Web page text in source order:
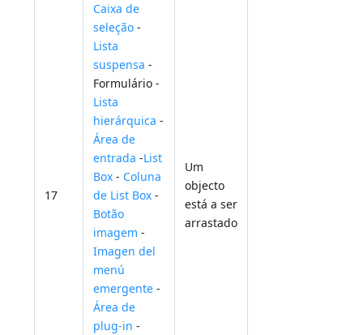
17
Caixa de
seleção -
Lista
suspensa -
Formulário -
Lista
hierárquica -
Área de
entrada -List
Box - Coluna
de List Box -
Botão
imagem -
Imagen del
menú
emergente -
Área de
plug-in -
Um
objecto
está a ser
arrastado